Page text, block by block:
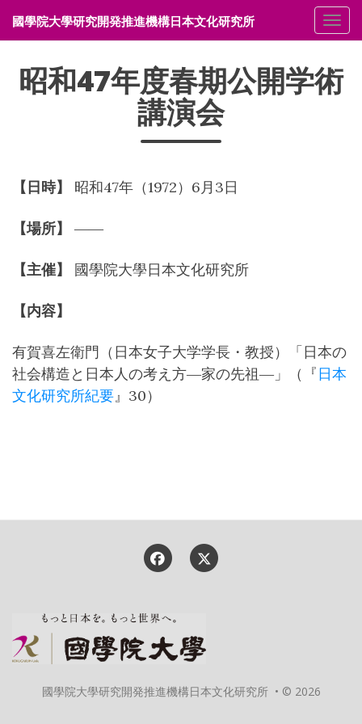
メ
國學院大學研究開発推進機構日本文化研究所
昭和47年度春期公開学術
講演会
【日時】 昭和47年（1972）6月3日
【場所】 ――
【主催】 國學院大學日本文化研究所
【内容】
有賀喜左衛門（日本女子大学学長・教授）「日本の
社会構造と日本人の考え方―家の先祖―」（『日本
文化研究所紀要』30）
國學院大學研究開発推進機構日本文化研究所 • © 2026